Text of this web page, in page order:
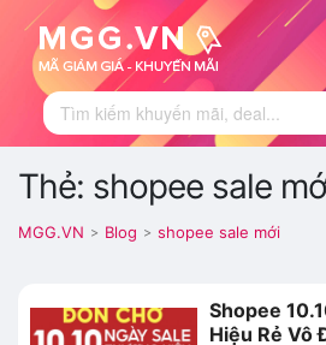
Thẻ: shopee sale
MGG.VN > Blog > shopee sale mới
Shopee
Hiệu Rẻ Vô